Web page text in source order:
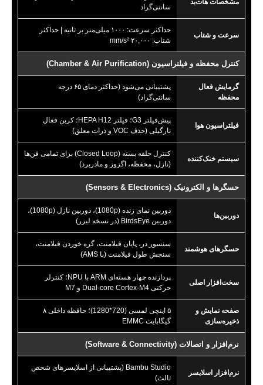
مشخصات هات‌بد
سانتی‌گراد
سرعت و شتاب
حداکثر سرعت: ۱۰۰۰ میلی‌متر بر ثانیه | حداکثر
شتاب: ۲۰,۰۰۰
mm/s²
کنترل محفظه و فیلتراسیون (Chamber & Air Purification)
گرمایش فعال
محفظه
پشتیبانی می‌شود (حداکثر دمای ۶۵ درجه
سانتی‌گراد)
فیلتراسیون هوا
پیش‌فیلتر G3؛ فیلتر HEPA H12؛ کربن فعال
نارگیلی (حذف VOC و ذرات معلق)
سیستم خنک‌کننده
کنترل حلقه بسته (Closed Loop) برای تمامی فن‌ها
(نازل، محفظه، اگزوز و مادربرد)
حسگرها و الکترونیک (Sensors & Electronics)
دوربین‌ها
دوربین نمای زنده (1080p)، دوربین نازل (1080p)،
دوربین BirdsEye (در نسخه لیزر)
حسگرهای هوشمند
سنسور در، پایان فیلامنت، گره خوردن فیلامنت،
سنجش طول فیلامنت (با AMS)
سخت‌افزار اصلی
پردازنده چهار هسته‌ای ARM با NPU؛ کنترلر
حرکتی Dual-core Cortex-M4 و M7
صفحه نمایش و
ذخیره‌سازی
۵ اینچی لمسی (720*1280)؛ حافظه داخلی ۸
گیگابایت EMMC
نرم‌افزار و اتصالات (Software & Connectivity)
نرم‌افزار اسلایسر
Bambu Studio (پشتیبانی از اسلایسرهای شخص
ثالث)